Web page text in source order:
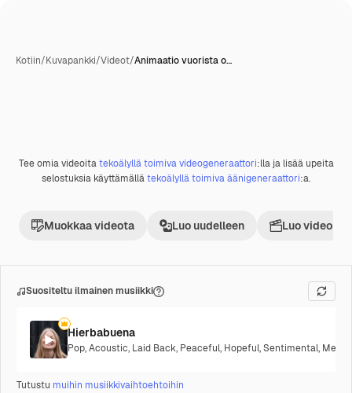
Kotiin/Kuvapankki/Videot/Animaatio vuorista o…
Premium
Tee omia videoitatekoälyllä toimiva videogeneraattori:lla ja lisää upeita
selostuksia käyttämällätekoälyllä toimiva äänigeneraattori:a.
Muokkaa videota Luo uudelleen Luo
Suositeltu ilmainen musiikki
Hierbabuena
Pop,Acoustic, Laid Back, Peaceful, Hopeful,Sentimental,
Tutustu muihin musiikkivaihtoehtoihin